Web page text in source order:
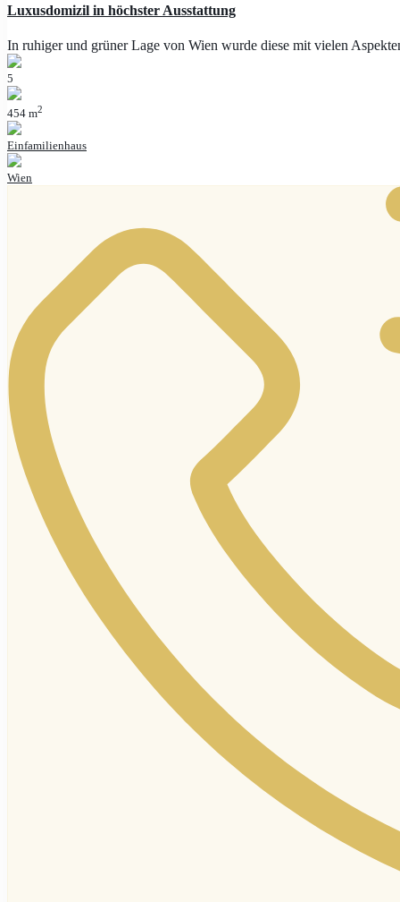
Luxusdomizil in höchster Ausstattung
In ruhiger und grüner Lage von Wien wurde diese mit vielen
5
454 m2
Einfamilienhaus
Wien